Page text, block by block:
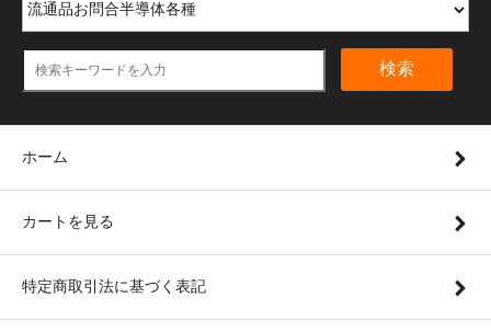
検索
ホーム
カートを見る
特定商取引法に基づく表記